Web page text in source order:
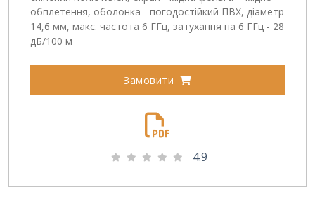
обплетення, оболонка - погодостійкий ПВХ, діаметр
14,6 мм, макс. частота 6 ГГц, затухання на 6 ГГц - 28
дБ/100 м
Замовити
4.9